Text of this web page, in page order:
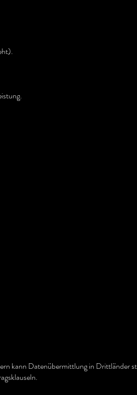
kann Datenübermittlung in Drittländer